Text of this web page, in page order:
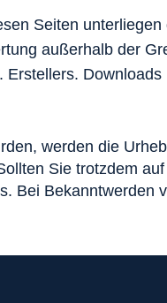
Seiten
außerhalb der
werden die
Sie trotzdem
Bei Bekanntwerden